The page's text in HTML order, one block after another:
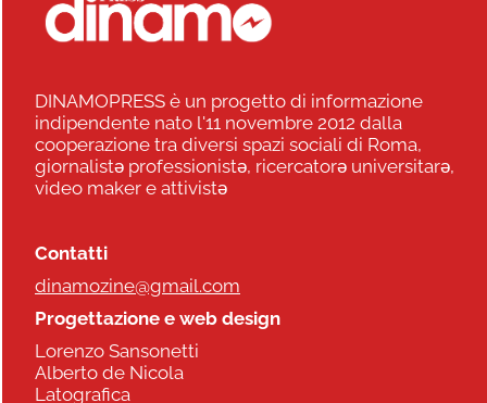
DINAMOPRESS è un progetto di informazione
indipendente nato l'11 novembre 2012 dalla
cooperazione tra diversi spazi sociali di Roma,
giornalistə professionistə, ricercatorə universitarə,
video maker e attivistə
Contatti
dinamozine@gmail.com
Progettazione e web design
Lorenzo Sansonetti
Alberto de Nicola
Latografica